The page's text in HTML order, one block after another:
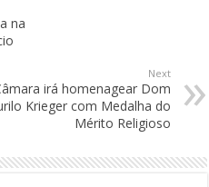
na
Next
irá homenagear Dom
Krieger com Medalha do
Mérito Religioso